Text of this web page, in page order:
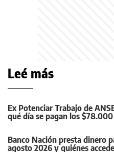
Leé más
Ex Potenciar Trabajo de
qué día se pagan los
Banco Nación presta dinero
agosto 2026 y quiénes